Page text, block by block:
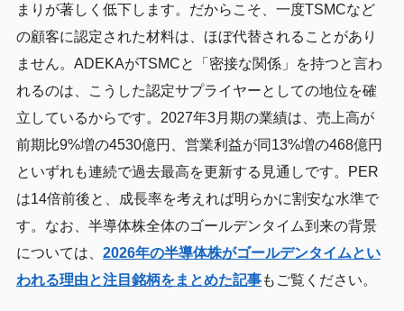
まりが著しく低下します。だからこそ、一度TSMCなど
の顧客に認定された材料は、ほぼ代替されることがあり
ません。ADEKAがTSMCと「密接な関係」を持つと言わ
れるのは、こうした認定サプライヤーとしての地位を確
立しているからです。2027年3月期の業績は、売上高が
前期比9%増の4530億円、営業利益が同13%増の468億円
といずれも連続で過去最高を更新する見通しです。PER
は14倍前後と、成長率を考えれば明らかに割安な水準で
す。なお、半導体株全体のゴールデンタイム到来の背景
については、 2026年の半導体株がゴールデンタイムとい
われる理由と注目銘柄をまとめた記事もご覧ください。